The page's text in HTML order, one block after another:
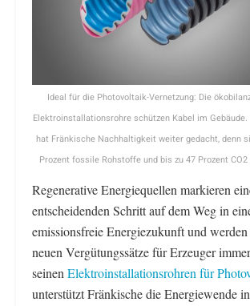
Ideal für die Photovoltaik-Vernetzung: Die
Elektroinstallationsrohre schützen Kabel im
hat Fränkische Nachhaltigkeit weiter gedacht, denn
Prozent fossile Rohstoffe und bis zu 47 Prozent
Regenerative Energiequellen markieren
entscheidenden Schritt auf dem Weg in
emissionsfreie Energiezukunft und
neuen Vergütungssätze für Erzeuger
seinenElektroinstallationsrohren für
unterstützt Fränkische die Energiewende